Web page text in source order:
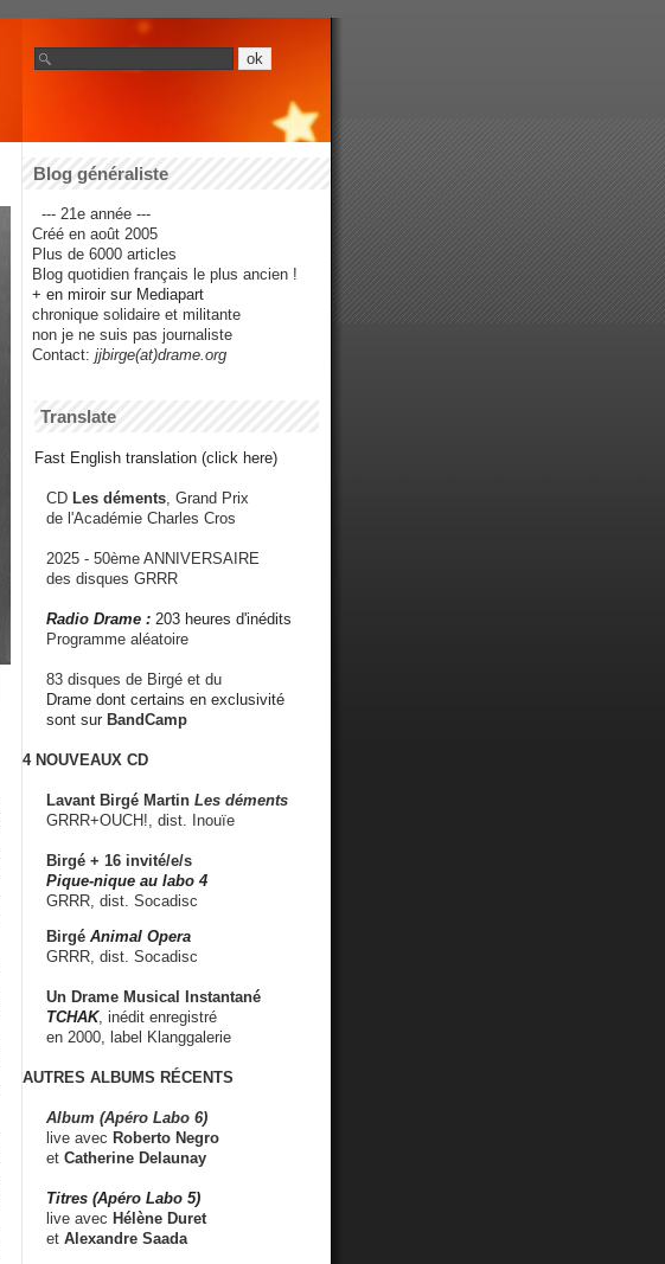
Blog généraliste
--- 21e année ---
Créé en août 2005
Plus de 6000 articles
Blog quotidien français le plus ancien !
+ en miroir sur Mediapart
chronique solidaire et militante
non je ne suis pas journaliste
Contact: jjbirge(at)drame.org
Translate
Fast English translation (click here)
CD Les déments , Grand Prix
de l'Académie Charles Cros
2025 - 50ème ANNIVERSAIRE
des disques GRRR
Radio Drame : 203 heures d'inédits
Programme aléatoire
83 disques de Birgé et du
Drame dont certains en exclusivité
sont sur BandCamp
4 NOUVEAUX CD
Lavant Birgé Martin Les déments
GRRR+OUCH!, dist. Inouïe
Birgé + 16 invité/e/s
Pique-nique au labo 4
GRRR, dist. Socadisc
Birgé Animal Opera
GRRR, dist. Socadisc
Un Drame Musical Instantané
TCHAK, inédit enregistré
en 2000, label Klanggalerie
AUTRES ALBUMS RÉCENTS
Album (Apéro Labo 6)
live avec Roberto Negro
et Catherine Delaunay
Titres (Apéro Labo 5)
live avec Hélène Duret
et Alexandre Saada